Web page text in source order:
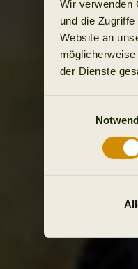
Wir verwenden
und die
Website an
der Dienste